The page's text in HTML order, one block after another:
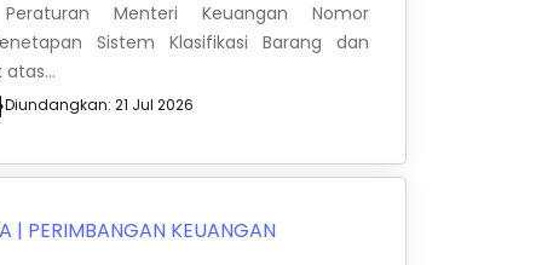
Menteri Keuangan Nomor
Sistem Klasifikasi Barang dan
Diundangkan:21 Jul 2026
| PERIMBANGAN KEUANGAN